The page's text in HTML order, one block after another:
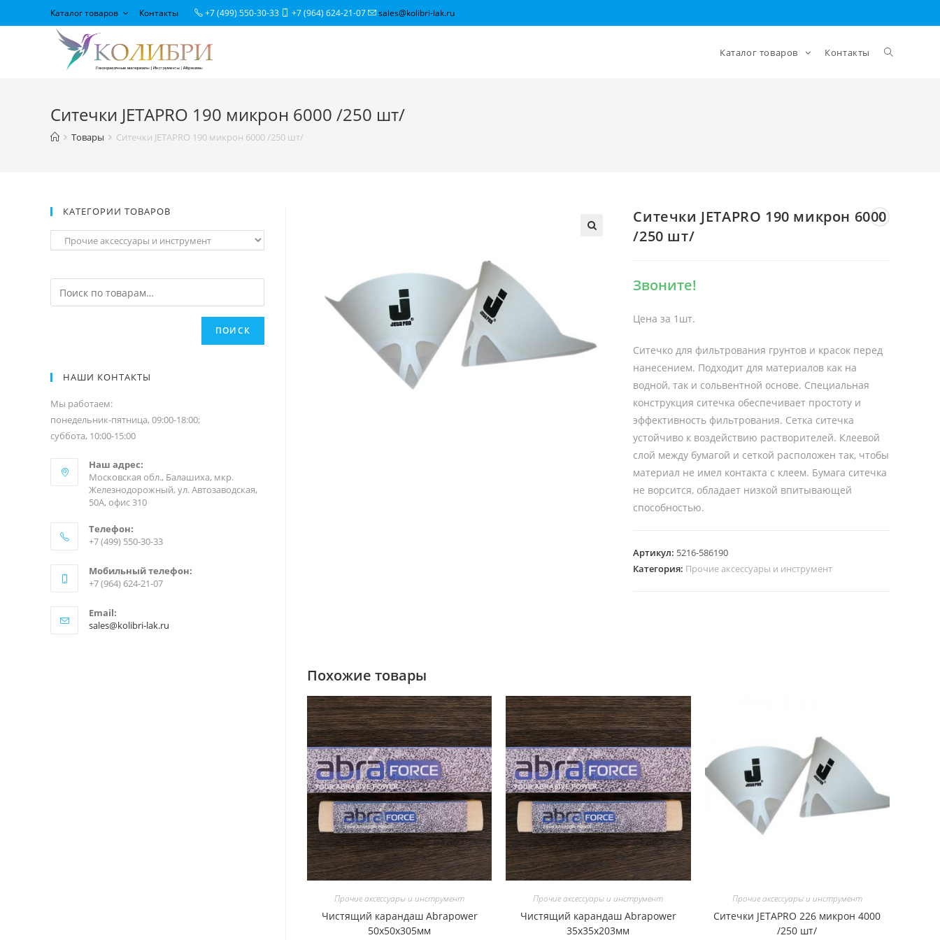
Каталог товаров Контакты +7 (499) 550-30-33 +7 (964) 624-21-07 sales@kolibri-lak.ru
Каталог товаров Контакты
Ситечки JETAPRO 190 микрон 6000 /250 шт/
Товары Ситечки JETAPRO 190 микрон 6000 /250 шт/
Ситечки JETAPRO 190 микрон 6000
/250 шт/
Звоните!
Цена за 1шт.
Ситечко для фильтрования грунтов и красок перед
нанесением. Подходит для материалов как на
водной, так и сольвентной основе. Специальная
конструкция ситечка обеспечивает простоту и
эффективность фильтрования. Сетка ситечка
устойчиво к воздействию растворителей. Клеевой
слой между бумагой и сеткой расположен так, чтобы
материал не имел контакта с клеем. Бумага ситечка
не ворсится, обладает низкой впитывающей
способностью.
Артикул: 5216-586190
Категория: Прочие аксессуары и инструмент
Похожие товары
Прочие аксессуары и инструмент
Чистящий карандаш Abrapower
50х50х305мм
Прочие аксессуары и инструмент
Чистящий карандаш Abrapower
35х35х203мм
Прочие аксессуары и инструмент
Ситечки JETAPRO 226 микрон 4000
/250 шт/
КАТЕГОРИИ ТОВАРОВ
ПОИСК
НАШИ КОНТАКТЫ
Мы работаем:
понедельник-пятница, 09:00-18:00;
суббота, 10:00-15:00
Наш адрес:
Московская обл., Балашиха, мкр.
Железнодорожный, ул. Автозаводская,
50А, офис 310
Телефон:
+7 (499) 550-30-33
Мобильный телефон:
+7 (964) 624-21-07
Email:
sales@kolibri-lak.ru